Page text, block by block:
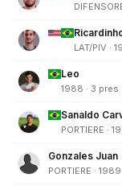
LAT/PIV ·
Leo
1988 · 3 pres
Sanaldo
PORTIERE ·
Gonzales Juan
PORTIERE ·